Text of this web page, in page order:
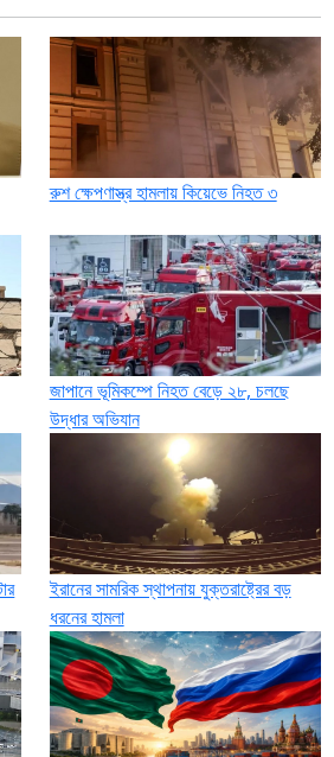
রুশ ক্ষেপণাস্ত্র হামলায় কিয়েভে নিহত ৩
জাপানে ভূমিকম্পে নিহত বেড়ে ২৮, চলছে
উদ্ধার অভিযান
ইরানের সামরিক স্থাপনায় যুক্তরাষ্ট্রের বড়
ধরনের হামলা